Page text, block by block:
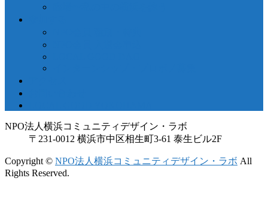
NPO法人横浜コミュニティデザイン・ラボ
〒231-0012 横浜市中区相生町3-61 泰生ビル2F
Copyright © NPO法人横浜コミュニティデザイン・ラボ All
Rights Reserved.